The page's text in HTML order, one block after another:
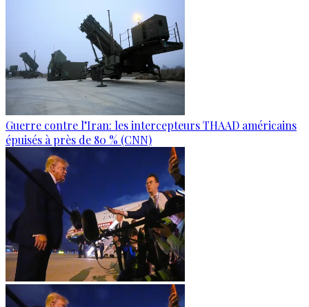
Guerre contre l’Iran: les intercepteurs THAAD américains
épuisés à près de 80 % (CNN)